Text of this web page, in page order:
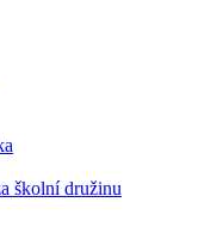
školní družinu